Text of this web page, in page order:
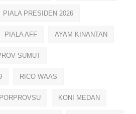
PIALA PRESIDEN 2026
PIALA AFF AYAM KINANTAN
SUMUT
RICO WAAS
PORPROVSU KONI MEDAN